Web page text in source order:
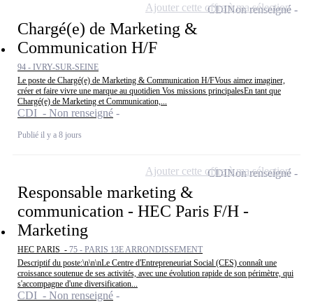
Chargé(e) de Marketing &
Communication H/F
94 - IVRY-SUR-SEINE
Le poste de Chargé(e) de Marketing & Communication H/FVous aimez imaginer,
créer et faire vivre une marque au quotidien Vos missions principalesEn tant que
Chargé(e) de Marketing et Communication,...
CDI - Non renseigné
Publié il y a 8 jours
CDINon renseigné
Ajouter cette offre à ma sélection
Responsable marketing &
communication - HEC Paris F/H -
Marketing
HEC PARIS - 75 - PARIS 13E ARRONDISSEMENT
Descriptif du poste:\n\n\nLe Centre d'Entrepreneuriat Social (CES) connaît une
croissance soutenue de ses activités, avec une évolution rapide de son périmètre, qui
s'accompagne d'une diversification...
CDI - Non renseigné
CDINon renseigné
Ajouter cette offre à ma sélection